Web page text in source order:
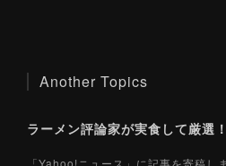
Another Topics
「Yahoo!ニュース」に記事を寄稿し